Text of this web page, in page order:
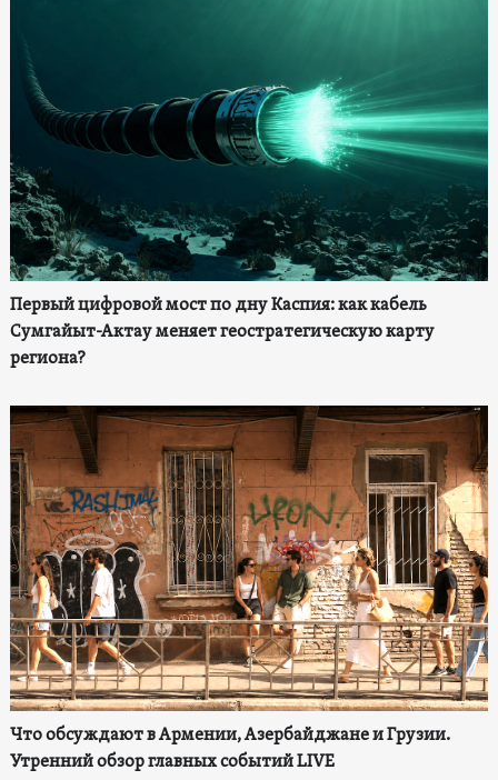
Первый цифровой мост по дну Каспия: как кабель
Сумгайыт-Актау меняет геостратегическую карту
региона?
Что обсуждают в Армении, Азербайджане и Грузии.
Утренний обзор главных событий LIVE